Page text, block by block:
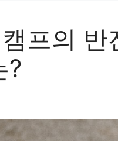
프의
?